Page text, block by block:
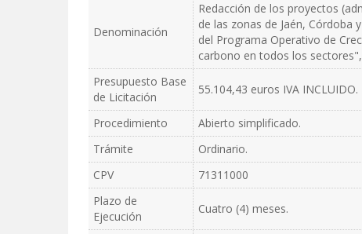
Denominación
Redacción de los proyectos
de las zonas de Jaén, Córdoba
del Programa Operativo de
carbono en todos los
Presupuesto Base
de Licitación
55.104,43 euros IVA INCLUIDO.
Procedimiento
Abierto simplificado.
Trámite
Ordinario.
CPV
71311000
Plazo de
Ejecución
Cuatro (4) meses.